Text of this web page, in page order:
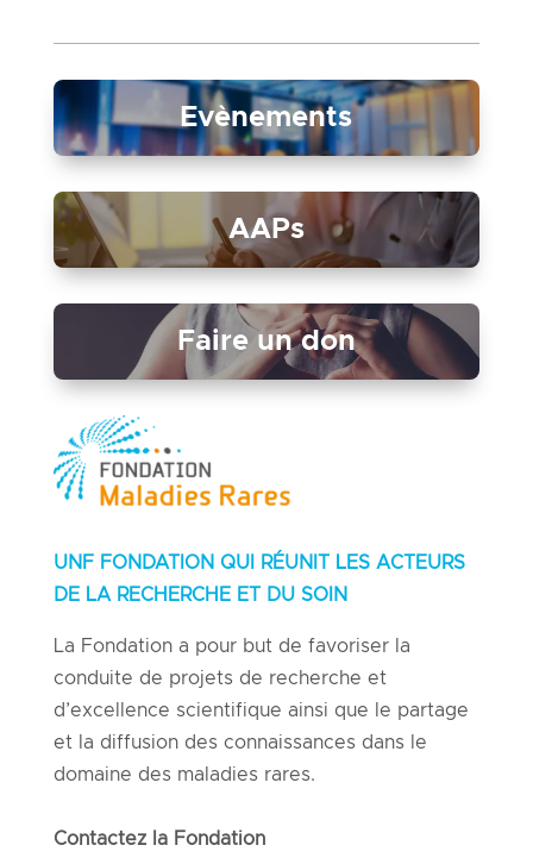
Evènements
AAPs
Faire un don
UNF FONDATION QUI RÉUNIT LES ACTEURS
DE LA RECHERCHE ET DU SOIN
La Fondation a pour but de favoriser la
conduite de projets de recherche et
d’excellence scientifique ainsi que le partage
et la diffusion des connaissances dans le
domaine des maladies rares.
Contactez la Fondation